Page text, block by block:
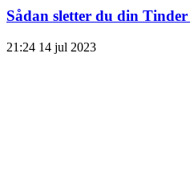
Sådan sletter du din
21:24 14 jul 2023